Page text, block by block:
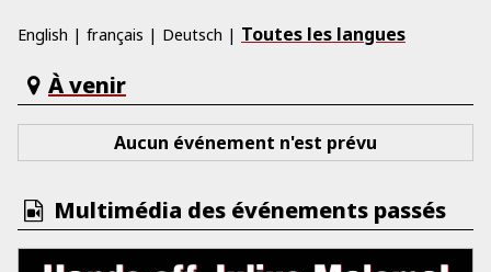
English français Deutsch Toutes les langues
À venir
Aucun événement n'est prévu
Multimédia des événements passés